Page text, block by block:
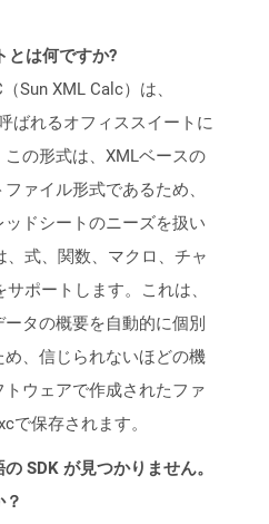
とは何ですか?
Sun XML Calc）は、
ばれるオフィススイートに
この形式は、XMLベースの
ァイル形式であるため、
ドシートのニーズを扱い
、式、関数、マクロ、チャ
ポートします。これは、
タの概要を自動的に個別
、信じられないほどの機
ウェアで作成されたファ
で保存されます。
SDK が見つかりません。